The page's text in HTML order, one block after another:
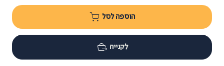
הוספה לסל
לקנייה